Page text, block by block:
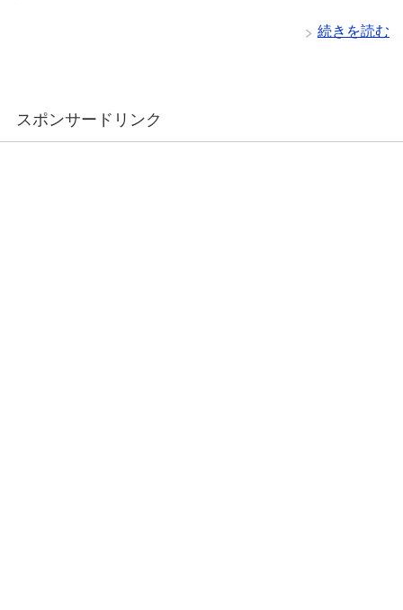
続きを読む
スポンサードリンク